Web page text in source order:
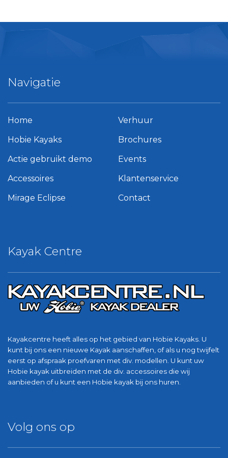
Kayak Centre
Kayakcentre heeft alles op het gebied van Hobie Kayaks. U
kunt bij ons een nieuwe Kayak aanschaffen, of als u nog twijfelt
eerst op afspraak proefvaren met div. modellen. U kunt uw
Hobie kayak uitbreiden met de div. accessoires die wij
aanbieden of u kunt een Hobie kayak bij ons huren.
Navigatie
Home
Hobie Kayaks
Actie gebruikt demo
Accessoires
Mirage Eclipse
Verhuur
Brochures
Events
Klantenservice
Contact
Volg ons op